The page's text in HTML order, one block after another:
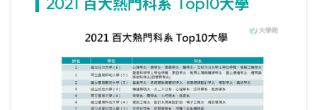
2021 百大熱門科系 Top10大學